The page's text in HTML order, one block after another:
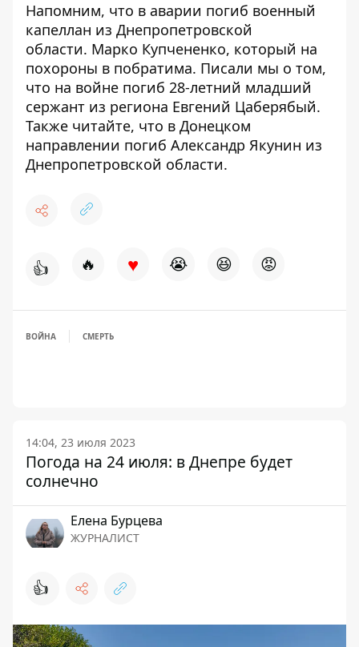
Напомним, что в аварии погиб военный
капеллан из Днепропетровской
области. Марко Купчененко, который на
похороны в побратима. Писали мы о том,
что на войне погиб 28-летний младший
сержант из региона Евгений Цаберябый.
Также читайте, что в Донецком
направлении погиб Александр Якунин из
Днепропетровской области.
👍 🔥 ♥ 😭 😆 😡
ВОЙНА СМЕРТЬ
14:04, 23 июля 2023
Погода на 24 июля: в Днепре будет
солнечно
Елена Бурцева
ЖУРНАЛИСТ
👍